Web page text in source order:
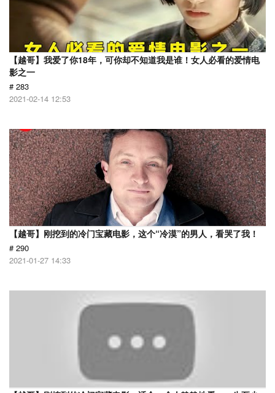
【越哥】我爱了你18年，可你却不知道我是谁！女人必看的爱情电
影之一
# 283
2021-02-14 12:53
【越哥】刚挖到的冷门宝藏电影，这个“冷漠”的男人，看哭了我！
# 290
2021-01-27 14:33